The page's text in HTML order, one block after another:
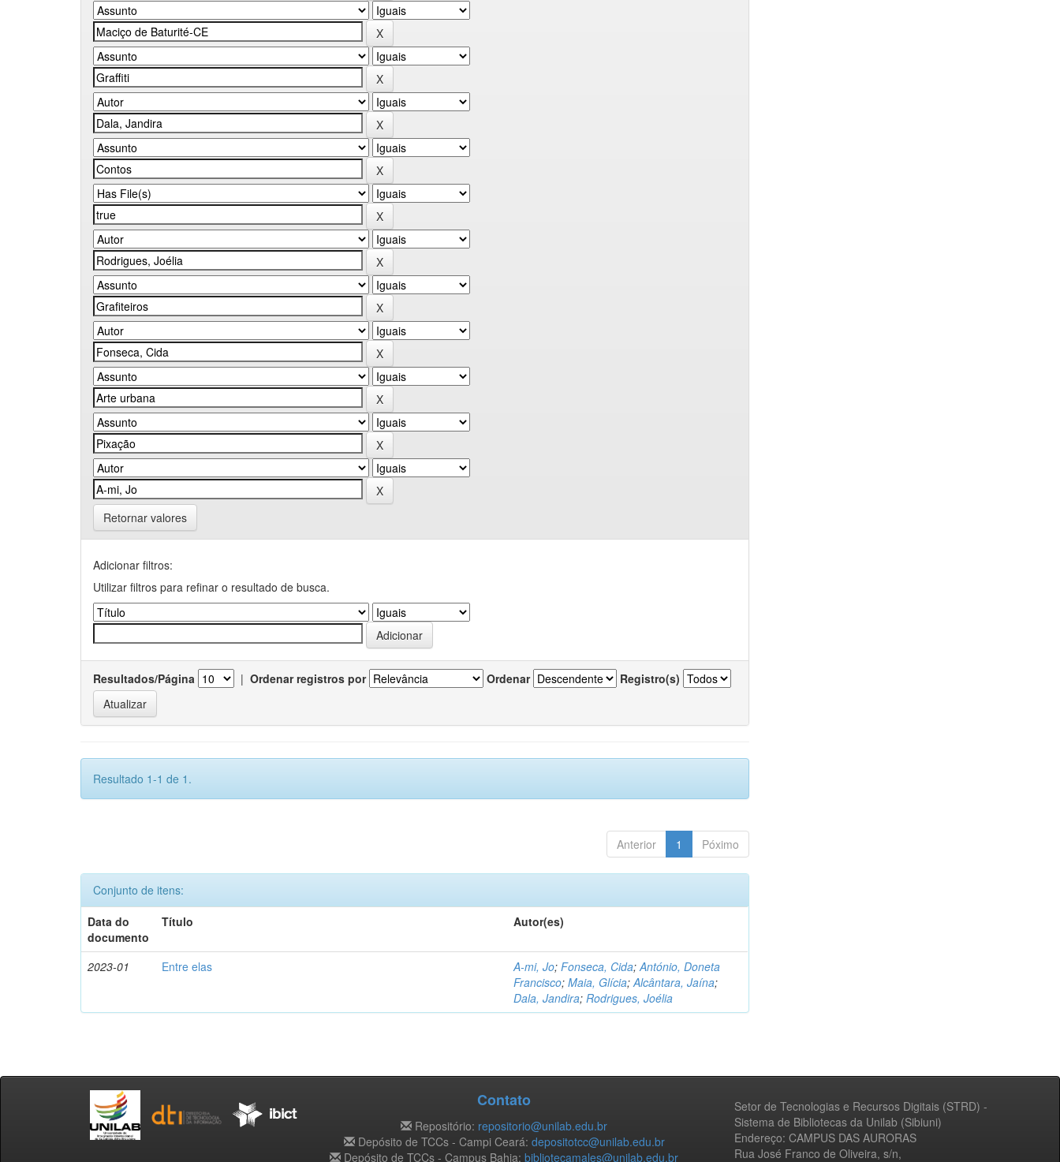
Retornar valores
Adicionar filtros:
Utilizar filtros para refinar o resultado de busca.
Resultados/Página | Ordenar registros por Ordenar Registro(s)
Resultado 1-1 de 1.
Anterior 1 Póximo
Conjunto de itens:
Data do
documento
Título Autor(es)
2023-01 Entre elas A-mi, Jo;Fonseca, Cida;António, Doneta
Francisco;Maia, Glícia;Alcântara, Jaína;
Dala, Jandira;Rodrigues, Joélia
Setor de Tecnologias e Recursos Digitais (STRD) -
Sistema de Bibliotecas da Unilab (Sibiuni)
Endereço: CAMPUS DAS AURORAS
Rua José Franco de Oliveira, s/n,
Contato
Repositório: repositorio@unilab.edu.br
Depósito de TCCs - Campi Ceará: depositotcc@unilab.edu.br
Depósito de TCCs - Campus Bahia: bibliotecamales@unilab.edu.br